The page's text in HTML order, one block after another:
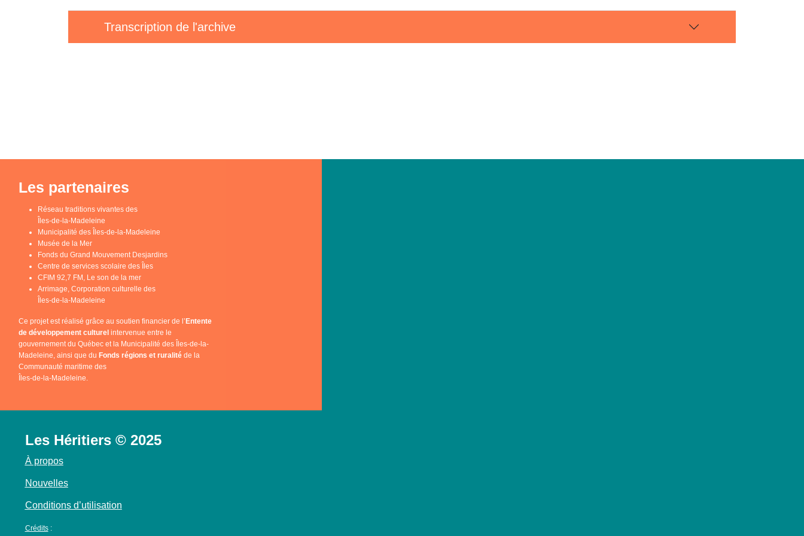
Transcription de l'archive
Les partenaires
Réseau traditions vivantes des
Îles-de-la-Madeleine
Municipalité des Îles-de-la-Madeleine
Musée de la Mer
Fonds du Grand Mouvement Desjardins
Centre de services scolaire des Îles
CFIM 92,7 FM, Le son de la mer
Arrimage, Corporation culturelle des
Îles-de-la-Madeleine
Ce projet est réalisé grâce au soutien financier de l’Entente
de développement culturel intervenue entre le
gouvernement du Québec et la Municipalité des Îles-de-la-
Madeleine, ainsi que du Fonds régions et ruralité de la
Communauté maritime des
Îles-de-la-Madeleine.
Les Héritiers © 2025
À propos
Nouvelles
Conditions d’utilisation
Crédits: